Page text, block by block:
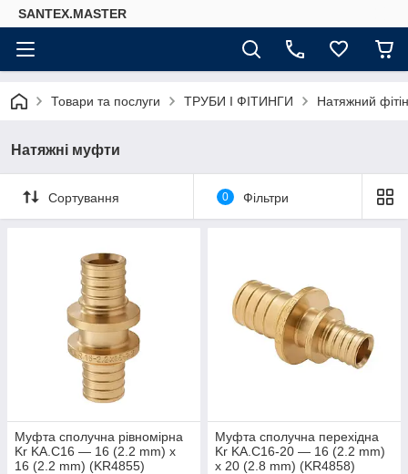
SANTEX.MASTER
Товари та послуги ТРУБИ І ФІТИНГИ Натяжний
Натяжні муфти
Сортування 0 Фільтри
Муфта сполучна рівномірна
Kr KA.С16 — 16 (2.2 mm) x
16 (2.2 mm) (KR4855)
Муфта сполучна перехідна
Kr KA.С16-20 — 16 (2.2 mm)
x 20 (2.8 mm) (KR4858)